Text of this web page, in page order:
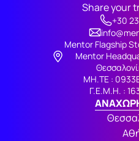
Share your
+30
Mentor Flagship
Μentor
ΜΗ.ΤΕ :
Γ.Ε.Μ.Η. :